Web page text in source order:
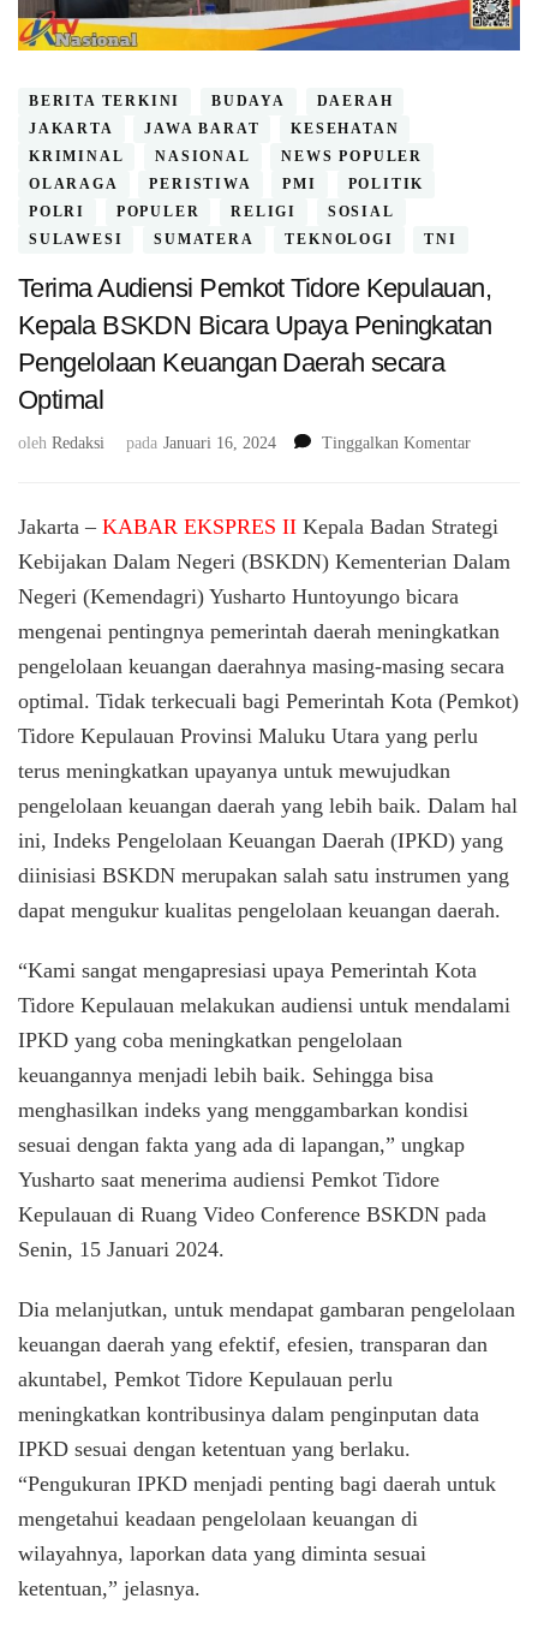
BERITA TERKINI BUDAYA
DAERAH
JAKARTA
JAWA BARAT
KESEHATAN
KRIMINAL
NASIONAL
NEWS POPULER
OLARAGA
PERISTIWA PMI
POLITIK
POLRI
POPULER RELIGI
SOSIAL
SULAWESI
SUMATERA TEKNOLOGI TNI
Terima Audiensi Pemkot Tidore Kepulauan,
Kepala BSKDN Bicara Upaya Peningkatan
Pengelolaan Keuangan Daerah secara
Optimal
oleh Redaksi pada Januari 16, 2024 Tinggalkan Komentarpada
Pemkot
Tidore
Bicara
Upaya
Keuangan
secara
Jakarta – KABAR EKSPRES II Kepala Badan Strategi
Kebijakan Dalam Negeri (BSKDN) Kementerian Dalam
Negeri (Kemendagri) Yusharto Huntoyungo bicara
mengenai pentingnya pemerintah daerah meningkatkan
pengelolaan keuangan daerahnya masing-masing secara
optimal. Tidak terkecuali bagi Pemerintah Kota (Pemkot)
Tidore Kepulauan Provinsi Maluku Utara yang perlu
terus meningkatkan upayanya untuk mewujudkan
pengelolaan keuangan daerah yang lebih baik. Dalam hal
ini, Indeks Pengelolaan Keuangan Daerah (IPKD) yang
diinisiasi BSKDN merupakan salah satu instrumen yang
dapat mengukur kualitas pengelolaan keuangan daerah.
“Kami sangat mengapresiasi upaya Pemerintah Kota
Tidore Kepulauan melakukan audiensi untuk mendalami
IPKD yang coba meningkatkan pengelolaan
keuangannya menjadi lebih baik. Sehingga bisa
menghasilkan indeks yang menggambarkan kondisi
sesuai dengan fakta yang ada di lapangan,” ungkap
Yusharto saat menerima audiensi Pemkot Tidore
Kepulauan di Ruang Video Conference BSKDN pada
Senin, 15 Januari 2024.
Dia melanjutkan, untuk mendapat gambaran pengelolaan
keuangan daerah yang efektif, efesien, transparan dan
akuntabel, Pemkot Tidore Kepulauan perlu
meningkatkan kontribusinya dalam penginputan data
IPKD sesuai dengan ketentuan yang berlaku.
“Pengukuran IPKD menjadi penting bagi daerah untuk
mengetahui keadaan pengelolaan keuangan di
wilayahnya, laporkan data yang diminta sesuai
ketentuan,” jelasnya.